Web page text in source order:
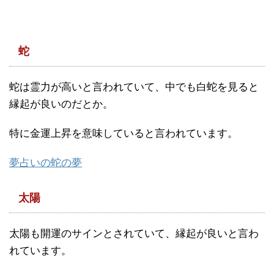
蛇
蛇は霊力が高いと言われていて、中でも白蛇を見ると
縁起が良いのだとか。
特に金運上昇を意味していると言われています。
夢占いの蛇の夢
太陽
太陽も開運のサインとされていて、縁起が良いと言わ
れています。